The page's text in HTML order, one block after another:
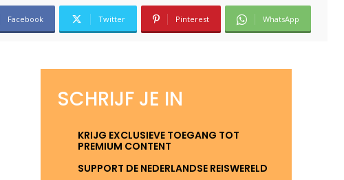
Facebook Twitter Pinterest WhatsApp
SCHRIJF JE IN
KRIJG EXCLUSIEVE TOEGANG TOT
PREMIUM CONTENT
SUPPORT DE NEDERLANDSE REISWERELD